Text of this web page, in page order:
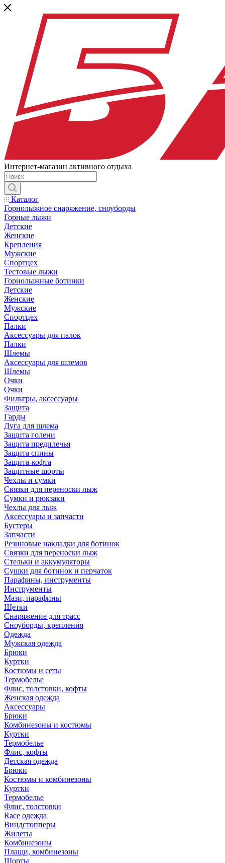
Интернет-магазин активного отдыха
Каталог
Горнолыжное снаряжение, сноуборды
Горные лыжи
Детские
Женские
Крепления
Мужские
Спортцех
Тестовые лыжи
Горнолыжные ботинки
Детские
Женские
Мужские
Спортцех
Палки
Аксессуары для палок
Палки
Шлемы
Аксессуары для шлемов
Шлемы
Очки
Очки
Фильтры, аксессуары
Защита
Гарды
Дуга для шлема
Защита голени
Защита предплечья
Защита спины
Защита-кофта
Защитные шорты
Чехлы и сумки
Связки для переноски лыж
Сумки и рюкзаки
Чехлы для лыж
Аксессуары и запчасти
Бустеры
Запчасти
Резиновые накладки для ботинок
Связки для переноски лыж
Стельки и аккумуляторы
Сушки для ботинок и перчаток
Парафины, инструменты
Инструменты
Мази, парафины
Щетки
Снаряжение для трасс
Сноуборды, крепления
Одежда
Мужская одежда
Брюки
Куртки
Костюмы и сеты
Термобелье
Флис, толстовки, кофты
Женская одежда
Аксессуары
Брюки
Комбинезоны и костюмы
Куртки
Термобелье
Флис, кофты
Детская одежда
Брюки
Костюмы и комбинезоны
Куртки
Термобелье
Флис, толстовки
Race одежда
Виндстопперы
Жилеты
Комбинезоны
Плащи, комбинезоны
Шорты